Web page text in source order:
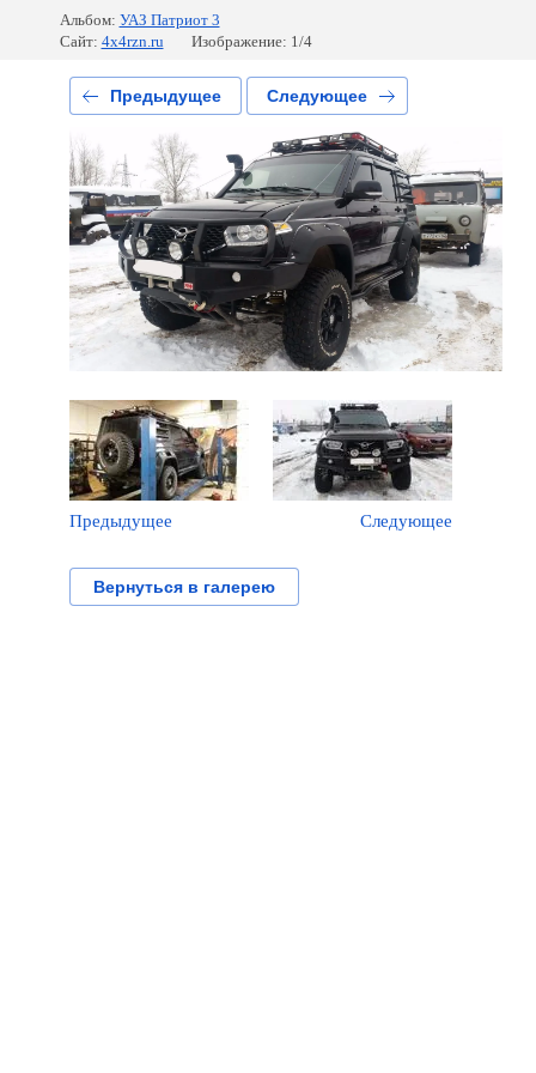
Альбом: УАЗ Патриот 3
Сайт: 4x4rzn.ru Изображение: 1/4
Предыдущее Следующее
Предыдущее Следующее
Вернуться в галерею